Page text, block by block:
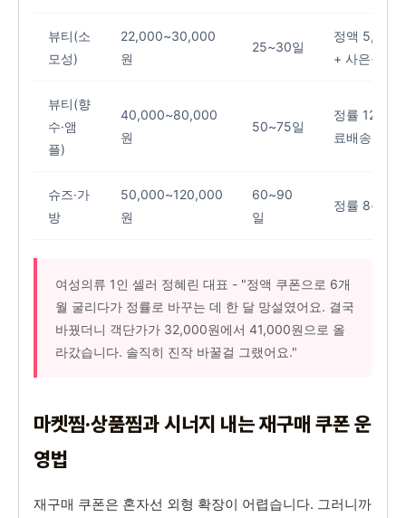
뷰티(소
모성)
22,000~30,000
원
25~30일
정액 5,000
+ 사은품
뷰티(향
수·앰
플)
40,000~80,000
원
50~75일
정률 12% +
료배송
슈즈·가
방
50,000~120,000
원
60~90
일
정률 8~10%
여성의류 1인 셀러 정혜린 대표 - "정액 쿠폰으로 6개
월 굴리다가 정률로 바꾸는 데 한 달 망설였어요. 결국
바꿨더니 객단가가 32,000원에서 41,000원으로 올
라갔습니다. 솔직히 진작 바꿀걸 그랬어요."
마켓찜·상품찜과 시너지 내는 재구매 쿠폰 운
영법
재구매 쿠폰은 혼자선 외형 확장이 어렵습니다. 그러니까